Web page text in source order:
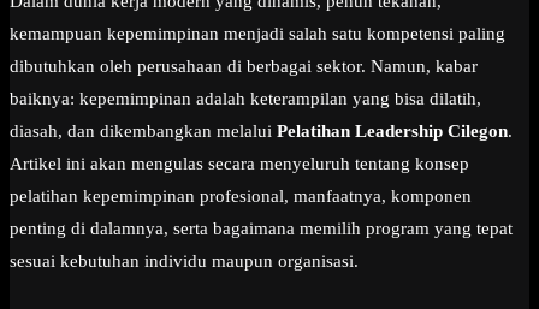
kemampuan kepemimpinan menjadi salah satu kompetensi paling
dibutuhkan oleh perusahaan di berbagai sektor. Namun, kabar
baiknya: kepemimpinan adalah keterampilan yang bisa dilatih,
diasah, dan dikembangkan melalui Pelatihan Leadership Cilegon.
Artikel ini akan mengulas secara menyeluruh tentang konsep
pelatihan kepemimpinan profesional, manfaatnya, komponen
penting di dalamnya, serta bagaimana memilih program yang tepat
sesuai kebutuhan individu maupun organisasi.